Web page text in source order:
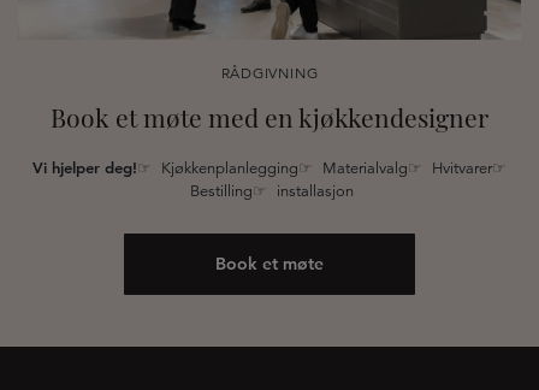
RÅDGIVNING
Book et møte med en kjøkkendesigner
Vi hjelper deg!☞ Kjøkkenplanlegging☞ Materialvalg☞ Hvitvarer☞
Bestilling☞ installasjon
Book et møte